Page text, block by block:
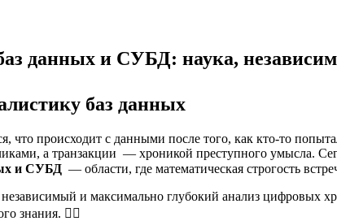
данных и СУБД: наука,
баз данных
что происходит с данными после того, как кто-то
а транзакции — хроникой преступного умысла.
и СУБД — области, где математическая строгость
и максимально глубокий анализ цифровых
знания. 🕵️‍♂️